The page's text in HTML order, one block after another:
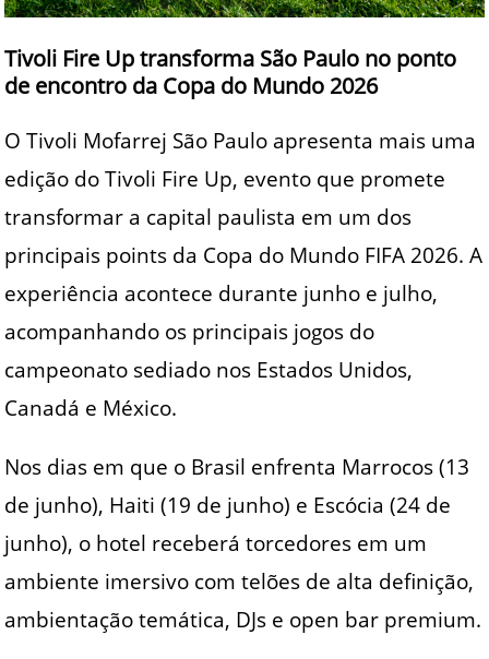
Tivoli Fire Up transforma São Paulo no ponto
de encontro da Copa do Mundo 2026
O Tivoli Mofarrej São Paulo apresenta mais uma
edição do Tivoli Fire Up, evento que promete
transformar a capital paulista em um dos
principais points da Copa do Mundo FIFA 2026. A
experiência acontece durante junho e julho,
acompanhando os principais jogos do
campeonato sediado nos Estados Unidos,
Canadá e México.
Nos dias em que o Brasil enfrenta Marrocos (13
de junho), Haiti (19 de junho) e Escócia (24 de
junho), o hotel receberá torcedores em um
ambiente imersivo com telões de alta definição,
ambientação temática, DJs e open bar premium.